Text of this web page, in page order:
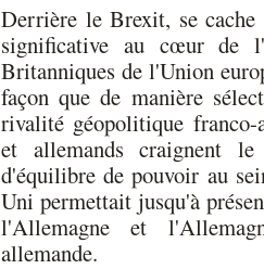
Derrière le Brexit, se
significative au cœur de
Britanniques de l'Union
façon que de manière
rivalité géopolitique franco-
et allemands craignent
d'équilibre de pouvoir au
Uni permettait jusqu'à
l'Allemagne et
allemande.